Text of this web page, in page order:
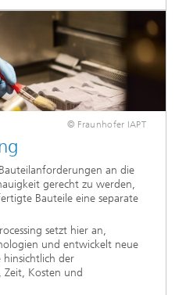
© Fraunhofer IAPT
an die
gerecht zu werden,
Bauteile eine separate
setzt hier an,
und entwickelt neue
hinsichtlich der
Zeit, Kosten und